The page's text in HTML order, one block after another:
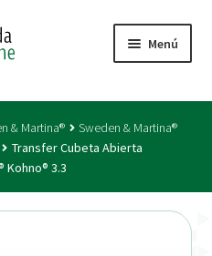
Menú
& Martina®
Sweden & Martina®
Transfer Cubeta Abierta
Kohno® 3.3